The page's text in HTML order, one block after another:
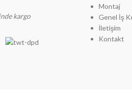
kargo
Montaj
Genel İş
İletişim
Kontakt